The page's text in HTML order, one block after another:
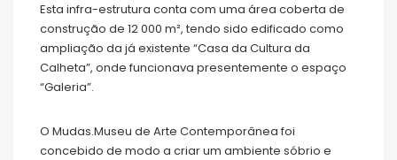
Esta infra-estrutura conta com uma área coberta de
construção de 12 000 m², tendo sido edificado como
ampliação da já existente “Casa da Cultura da
Calheta”, onde funcionava presentemente o espaço
“Galeria”.
O Mudas.Museu de Arte Contemporânea foi
concebido de modo a criar um ambiente sóbrio e